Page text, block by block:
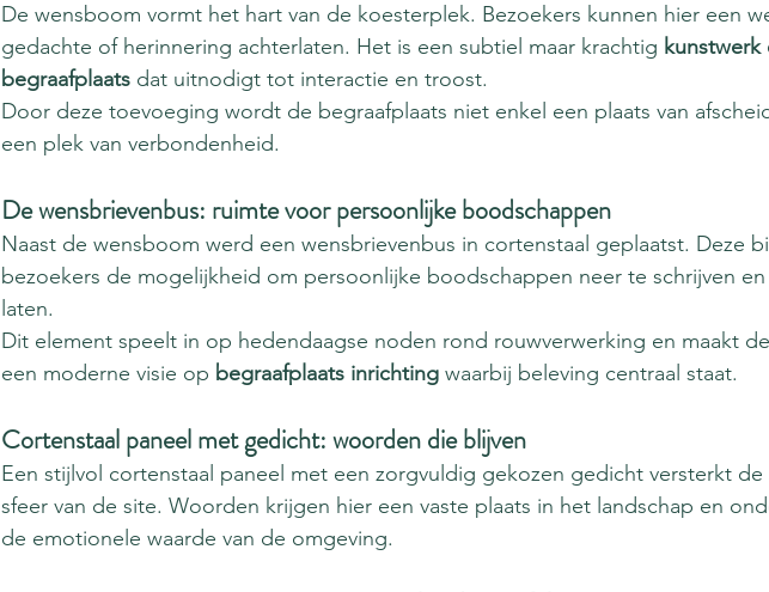
De wensboom vormt het hart van de koesterplek. Bezoekers kunnen hier een
gedachte of herinnering achterlaten. Het is een subtiel maar krachtig kunstwerk
begraafplaats dat uitnodigt tot interactie en troost.
Door deze toevoeging wordt de begraafplaats niet enkel een plaats van
een plek van verbondenheid.
De wensbrievenbus: ruimte voor persoonlijke boodschappen
Naast de wensboom werd een wensbrievenbus in cortenstaal geplaatst. Deze
bezoekers de mogelijkheid om persoonlijke boodschappen neer te schrijven
laten.
Dit element speelt in op hedendaagse noden rond rouwverwerking en maakt
een moderne visie op begraafplaats inrichting waarbij beleving centraal staat.
Cortenstaal paneel met gedicht: woorden die blijven
Een stijlvol cortenstaal paneel met een zorgvuldig gekozen gedicht versterkt de
sfeer van de site. Woorden krijgen hier een vaste plaats in het landschap en
de emotionele waarde van de omgeving.